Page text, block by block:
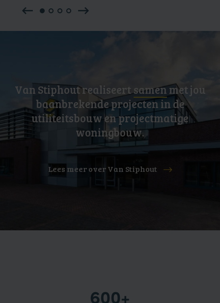
Van Stiphout realiseertsamenmet jou
baanbrekende projecten in de
utiliteitsbouw en projectmatige
woningbouw.
Lees meer over Van Stiphout
600+